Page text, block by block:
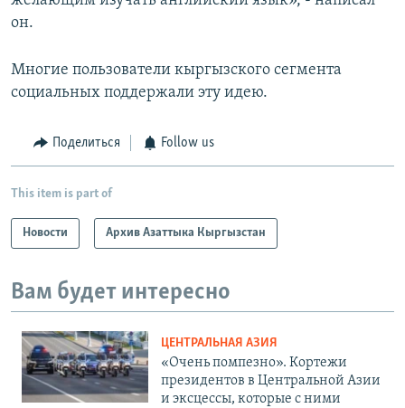
он.
Многие пользователи кыргызского сегмента
социальных поддержали эту идею.
Поделиться Follow us
This item is part of
Новости Архив Азаттыка Кыргызстан
Вам будет интересно
ЦЕНТРАЛЬНАЯ АЗИЯ
«Очень помпезно». Кортежи
президентов в Центральной Азии
и эксцессы, которые с ними